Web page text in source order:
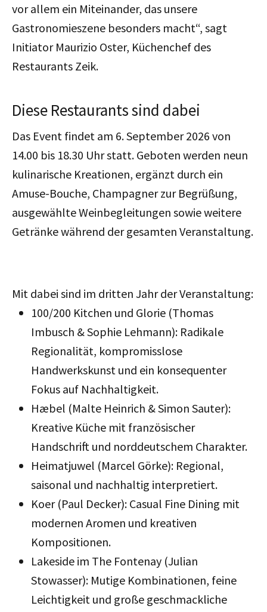
vor allem ein Miteinander, das unsere
Gastronomieszene besonders macht“, sagt
Initiator Maurizio Oster, Küchenchef des
Restaurants Zeik.
Diese Restaurants sind dabei
Das Event findet am 6. September 2026 von
14.00 bis 18.30 Uhr statt. Geboten werden neun
kulinarische Kreationen, ergänzt durch ein
Amuse-Bouche, Champagner zur Begrüßung,
ausgewählte Weinbegleitungen sowie weitere
Getränke während der gesamten Veranstaltung.
Mit dabei sind im dritten Jahr der Veranstaltung:
100/200 Kitchen und Glorie (Thomas
Imbusch & Sophie Lehmann): Radikale
Regionalität, kompromisslose
Handwerkskunst und ein konsequenter
Fokus auf Nachhaltigkeit.
Hæbel (Malte Heinrich & Simon Sauter):
Kreative Küche mit französischer
Handschrift und norddeutschem Charakter.
Heimatjuwel (Marcel Görke): Regional,
saisonal und nachhaltig interpretiert.
Koer (Paul Decker): Casual Fine Dining mit
modernen Aromen und kreativen
Kompositionen.
Lakeside im The Fontenay (Julian
Stowasser): Mutige Kombinationen, feine
Leichtigkeit und große geschmackliche